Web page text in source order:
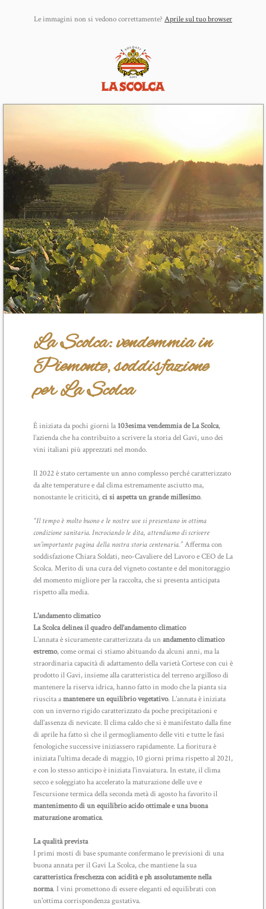
Le immagini non si vedono correttamente? Aprile sul tuo browser
La Scolca: vendemmia in
Piemonte, soddisfazione
per La Scolca
È iniziata da pochi giorni la 103esima vendemmia de La Scolca,
l’azienda che ha contribuito a scrivere la storia del Gavi, uno dei
vini italiani più apprezzati nel mondo.
Il 2022 è stato certamente un anno complesso perché caratterizzato
da alte temperature e dal clima estremamente asciutto ma,
nonostante le criticità,ci si aspetta un grande millesimo.
“Il tempo è molto buono e le nostre uve si presentano in ottima
condizione sanitaria. Incrociando le dita, attendiamo di scrivere
un’importante pagina della nostra storia centenaria.”Afferma con
soddisfazione Chiara Soldati, neo-Cavaliere del Lavoro e CEO de La
Scolca. Merito di una cura del vigneto costante e del monitoraggio
del momento migliore per la raccolta, che si presenta anticipata
rispetto alla media.
L'andamento climatico
La Scolca delinea il quadro dell’andamento climatico
L’annata è sicuramente caratterizzata da unandamento climatico
estremo, come ormai ci stiamo abituando da alcuni anni, ma la
straordinaria capacità di adattamento della varietà Cortese con cui è
prodotto il Gavi, insieme alla caratteristica del terreno argilloso di
mantenere la riserva idrica, hanno fatto in modo che la pianta sia
riuscita amantenere un equilibrio vegetativo. L’annata è iniziata
con un inverno rigido caratterizzato da poche precipitazioni e
dall’assenza di nevicate. Il clima caldo che si è manifestato dalla fine
di aprile ha fatto sì che il germogliamento delle viti e tutte le fasi
fenologiche successive iniziassero rapidamente. La fioritura è
iniziata l'ultima decade di maggio, 10 giorni prima rispetto al 2021,
e con lo stesso anticipo è iniziata l'invaiatura. In estate, il clima
secco e soleggiato ha accelerato la maturazione delle uve e
l'escursione termica della seconda metà di agosto ha favorito il
mantenimento di un equilibrio acido ottimale e una buona
maturazione aromatica.
La qualità prevista
I primi mosti di base spumante confermano le previsioni di una
buona annata per il Gavi La Scolca, che mantiene la sua
caratteristica freschezza con acidità e ph assolutamente nella
norma. I vini promettono di essere eleganti ed equilibrati con
un'ottima corrispondenza gustativa.